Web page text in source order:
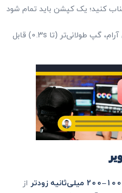
کنید؛ یک کپشن باید تمام شود
برای ویدیوهای آموزشی آرام، گپ طولانی‌تر (تا 0.3s) قابل
100–200 میلی‌ثانیه زودتر
از